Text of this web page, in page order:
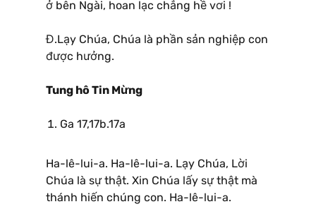
ở bên Ngài, hoan lạc chẳng hề vơi !
Đ.Lạy Chúa, Chúa là phần sản nghiệp con
được hưởng.
Tung hô Tin Mừng
Ga 17,17b.17a
Ha-lê-lui-a. Ha-lê-lui-a. Lạy Chúa, Lời
Chúa là sự thật. Xin Chúa lấy sự thật mà
thánh hiến chúng con. Ha-lê-lui-a.